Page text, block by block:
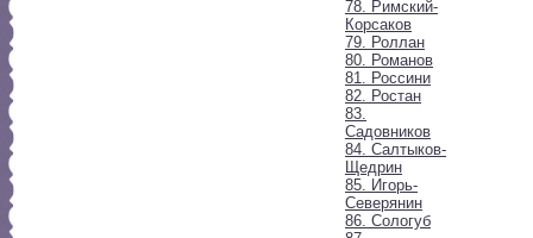
78. Римский-
Корсаков
79. Роллан
80. Романов
81. Россини
82. Ростан
83.
Садовников
84. Салтыков-
Щедрин
85. Игорь-
Северянин
86. Сологуб